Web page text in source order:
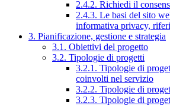
2.4.2. Richiedi il
2.4.3. Le basi del sito
informativa privacy,
3. Pianificazione, gestione e strategia
3.1. Obiettivi del progetto
3.2. Tipologie di progetti
3.2.1. Tipologie di
coinvolti nel servizio
3.2.2. Tipologie di
3.2.3. Tipologie di